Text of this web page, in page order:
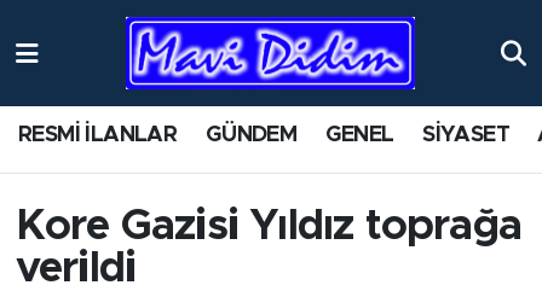
RESMİ İLANLAR GÜNDEM GENEL SİYASET
Kore Gazisi Yıldız toprağa
verildi
ANTİK YERLER
AYDIN
BİLİM VE TEKNOLOJİ
Nöbetçi Eczaneler
Namaz Vakitleri
Trafik Durumu